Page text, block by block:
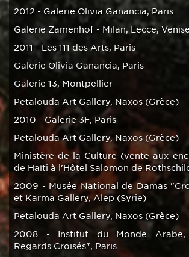
2012 - Galerie Olivia Ganancia, Paris
Galerie Zamenhof - Milan, Lecce,
2011 - Les 111 des Arts, Paris
Galerie Olivia Ganancia, Paris
Galerie 13, Montpellier
Petalouda Art Gallery, Naxos (Grèce)
2010 - Galerie 3F, Paris
Petalouda Art Gallery, Naxos (Grèce)
Ministère de la Culture (vente aux
de Haïti à l'Hôtel Salomon de
2009 - Musée National de Damas
et Karma Gallery, Alep (Syrie)
Petalouda Art Gallery, Naxos (Grèce)
2008 - Institut du Monde Arabe,
Regards Croisés", Paris